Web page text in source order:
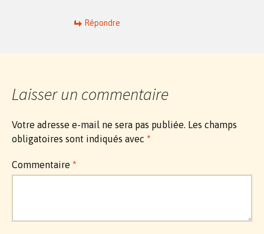
Répondre
Laisser un commentaire
Votre adresse e-mail ne sera pas publiée. Les champs
obligatoires sont indiqués avec *
Commentaire *